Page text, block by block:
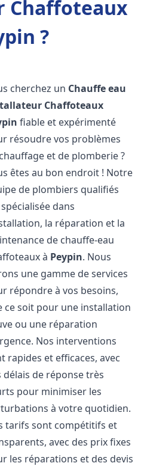
Chaffoteaux
?
cherchez un Chauffe eau
Chaffoteaux
fiable et expérimenté
résoudre vos problèmes
et de plomberie ?
êtes au bon endroit ! Notre
de plombiers qualifiés
dans
la réparation et la
de chauffe-eau
à Peypin. Nous
une gamme de services
répondre à vos besoins,
ce soit pour une installation
ou une réparation
Nos interventions
rapides et efficaces, avec
délais de réponse très
pour minimiser les
à votre quotidien.
tarifs sont compétitifs et
avec des prix fixes
les réparations et des devis